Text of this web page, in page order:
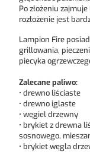
Po złożeniu
rozłożenie jest
Lampion Fire
grillowania,
piecyka
Zalecane paliwo:
• drewno liściaste
• drewno iglaste
• węgiel drzewny
• brykiet z drewna
sosnowego,
• brykiet węgla